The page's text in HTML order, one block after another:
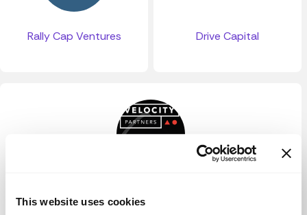
This website uses cookies
Rally Cap Ventures Drive Capital